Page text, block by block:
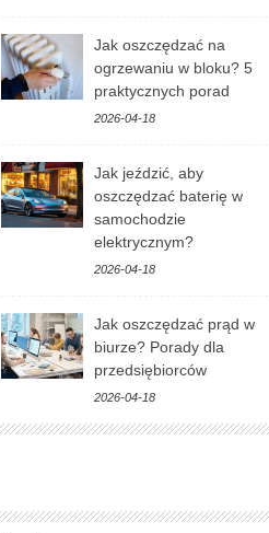
Jak oszczędzać na
ogrzewaniu w bloku? 5
praktycznych porad
2026-04-18
Jak jeździć, aby
oszczędzać baterię w
samochodzie
elektrycznym?
2026-04-18
Jak oszczędzać prąd w
biurze? Porady dla
przedsiębiorców
2026-04-18